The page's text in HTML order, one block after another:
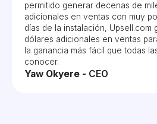
permitido generar decenas de
adicionales en ventas con muy
días de la instalación, Upsell.com
dólares adicionales en ventas
la ganancia más fácil que todas
conocer.
Yaw Okyere - CEO